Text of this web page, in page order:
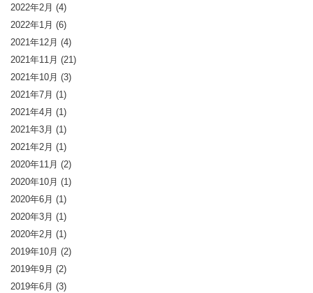
2022年2月 (4)
2022年1月 (6)
2021年12月 (4)
2021年11月 (21)
2021年10月 (3)
2021年7月 (1)
2021年4月 (1)
2021年3月 (1)
2021年2月 (1)
2020年11月 (2)
2020年10月 (1)
2020年6月 (1)
2020年3月 (1)
2020年2月 (1)
2019年10月 (2)
2019年9月 (2)
2019年6月 (3)